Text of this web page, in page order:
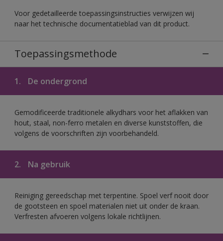
Voor gedetailleerde toepassingsinstructies verwijzen wij
naar het technische documentatieblad van dit product.
Toepassingsmethode
1. De ondergrond
Gemodificeerde traditionele alkydhars voor het aflakken van
hout, staal, non-ferro metalen en diverse kunststoffen, die
volgens de voorschriften zijn voorbehandeld.
2. Na gebruik
Reiniging gereedschap met terpentine. Spoel verf nooit door
de gootsteen en spoel materialen niet uit onder de kraan.
Verfresten afvoeren volgens lokale richtlijnen.